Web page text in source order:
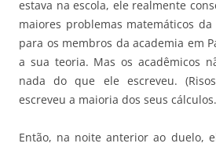
estava na escola, ele realmente
maiores problemas matemáticos da
para os membros da academia em
a sua teoria. Mas os acadêmicos
nada do que ele escreveu.
escreveu a maioria dos seus cálculos.
Então, na noite anterior ao duelo,